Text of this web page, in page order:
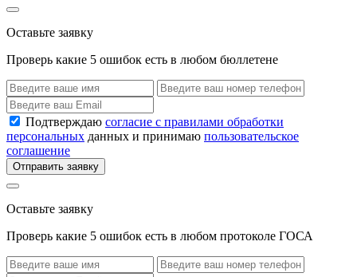
Оставьте заявку
Проверь какие 5 ошибок есть в любом бюллетене
Подтверждаю согласие с правилами обработки
персональных данных и принимаю пользовательское
соглашение
Отправить заявку
Оставьте заявку
Проверь какие 5 ошибок есть в любом протоколе ГОСА